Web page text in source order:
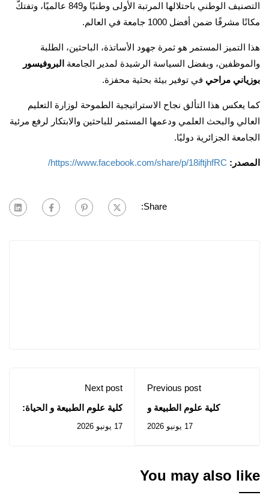
التصنيف الوطني باحتلالها المرتبة الأولى وطنيًا و849 عالميًا، وتفتكّ
مكانًا مشرفًا ضمن أفضل 1000 جامعة في العالم.
هذا التميز المستمر هو ثمرة جهود الأساتذة، الباحثين، الطلبة
والموظفين، وبفضل السياسة الرشيدة لمدير الجامعة البروفيسور
بوزياني مراحي في توفير بيئة بحثية محفزة.
كما يعكس هذا التألق نجاح الاستراتيجية الطموحة لوزارة التعليم
العالي والبحث العلمي ودعمها المستمر للباحثين والابتكار لرفع مرئية
الجامعة الجزائرية دوليًا.
المصدر: https://www.facebook.com/share/p/18iftjhfRC/
Share:
Previous post
كلية علوم الطبيعة و
المؤقت للصفقة المتعلقة
17 يونيو 2026
Next post
كلية علوم الطبيعة و الحياة:
الإستشارة رقم 2026/05
17 يونيو 2026
You may also like